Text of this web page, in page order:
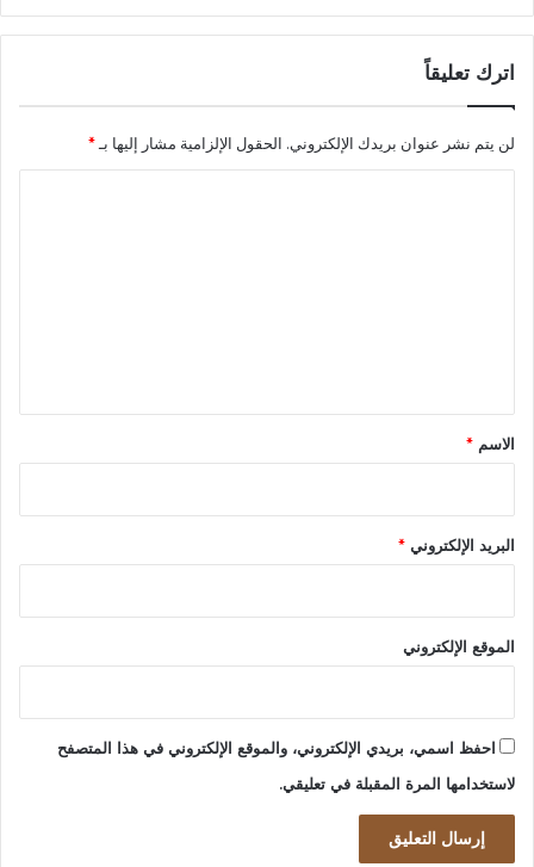
اترك تعليقاً
لن يتم نشر عنوان بريدك الإلكتروني. الحقول الإلزامية مشار إليها بـ*
*
الاسم *
البريد الإلكتروني *
الموقع الإلكتروني
احفظ اسمي، بريدي الإلكتروني، والموقع الإلكتروني في هذا المتصفح
لاستخدامها المرة المقبلة في تعليقي.